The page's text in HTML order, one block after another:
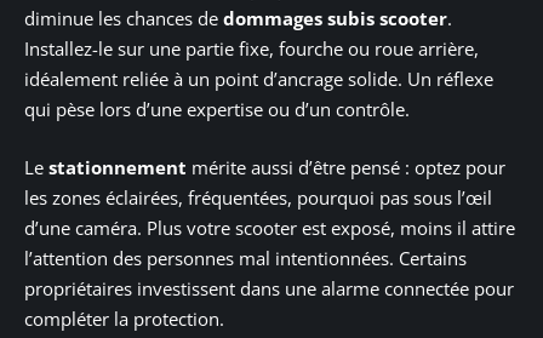
diminue les chances de dommages subis scooter.
Installez-le sur une partie fixe, fourche ou roue arrière,
idéalement reliée à un point d’ancrage solide. Un réflexe
qui pèse lors d’une expertise ou d’un contrôle.
Le stationnement mérite aussi d’être pensé : optez pour
les zones éclairées, fréquentées, pourquoi pas sous l’œil
d’une caméra. Plus votre scooter est exposé, moins il attire
l’attention des personnes mal intentionnées. Certains
propriétaires investissent dans une alarme connectée pour
compléter la protection.